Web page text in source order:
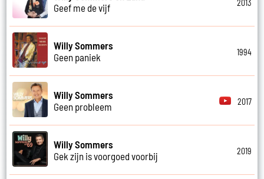
Geef me de vijf
2013
Willy Sommers
Geen paniek
1994
Willy Sommers
Geen probleem
2017
Willy Sommers
Gek zijn is voorgoed voorbij
2019